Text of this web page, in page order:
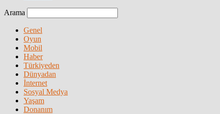
Arama
Genel
Oyun
Mobil
Haber
Türkiyeden
Dünyadan
İnternet
Sosyal Medya
Yaşam
Donanım